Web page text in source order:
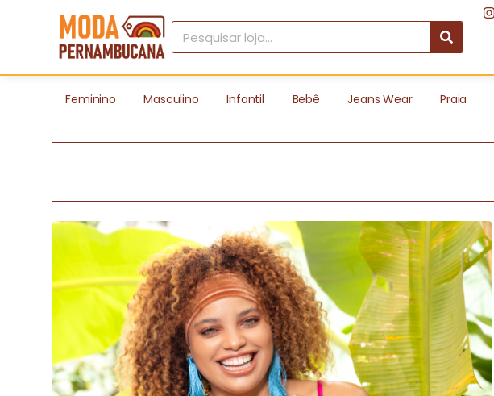
Feminino Masculino Infantil Bebê Jeans Wear Praia